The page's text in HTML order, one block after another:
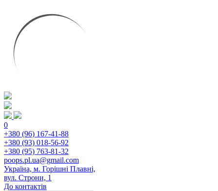
0
+380 (96) 167-41-88
+380 (93) 018-56-92
+380 (95) 763-81-32
poops.pl.ua@gmail.com
Україна, м. Горішні Плавні,
вул. Строни, 1
До контактів